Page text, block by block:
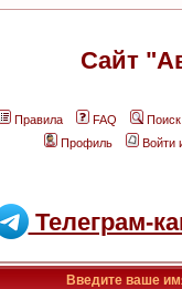
Сайт
Правила FAQ
Поиск
Профиль
Войти
Телеграм-
Введите ваше